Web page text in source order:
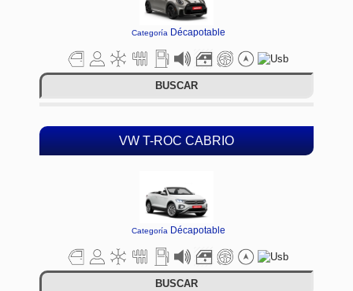
Categoría Décapotable
BUSCAR
VW T-ROC CABRIO
Categoría Décapotable
BUSCAR